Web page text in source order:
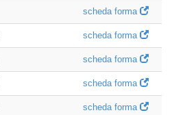
scheda forma
scheda forma
scheda forma
scheda forma
scheda forma